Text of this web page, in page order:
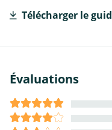
Télécharger le
Évaluations